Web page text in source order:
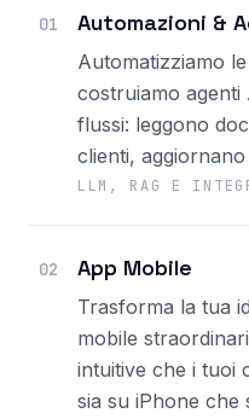
01 Automazioni &
Automatizziamo
costruiamo
flussi: leggono
clienti,
LLM, RAG E
02 App Mobile
Trasforma la tua
mobile
intuitive che i tuoi
sia su iPhone che